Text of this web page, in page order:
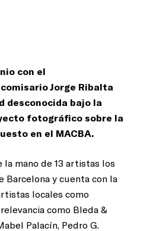
con el
Jorge Ribalta
desconocida bajo la
fotográfico sobre la
en el MACBA.
mano de 13 artistas los
Barcelona y cuenta con la
locales como
como Bleda &
Palacín, Pedro G.